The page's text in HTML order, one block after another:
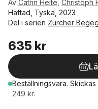
Av Catrin Heite Christoph
Häftad, Tyska, 2023
Del i serien Zürcher
635 kr
Beställningsvara. Skickas
249 kr.